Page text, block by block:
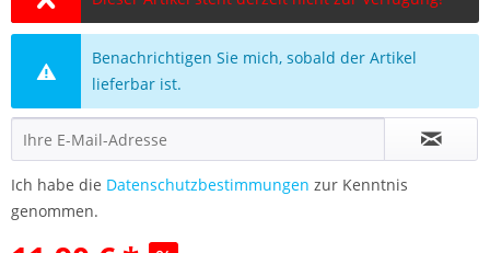
Benachrichtigen Sie mich, sobald der Artikel
lieferbar ist.
Ich habe die Datenschutzbestimmungen zur Kenntnis
genommen.